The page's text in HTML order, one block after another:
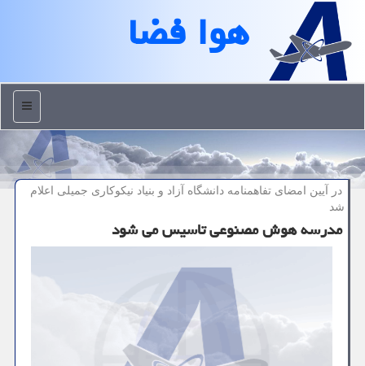
هوا فضا
منو
در آیین امضای تفاهمنامه دانشگاه آزاد و بنیاد نیكوكاری جمیلی اعلام
شد
مدرسه هوش مصنوعی تاسیس می شود